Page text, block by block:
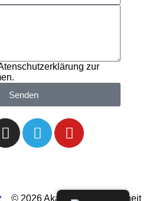
zur
Senden
© 2026 Akademie der Weisheit